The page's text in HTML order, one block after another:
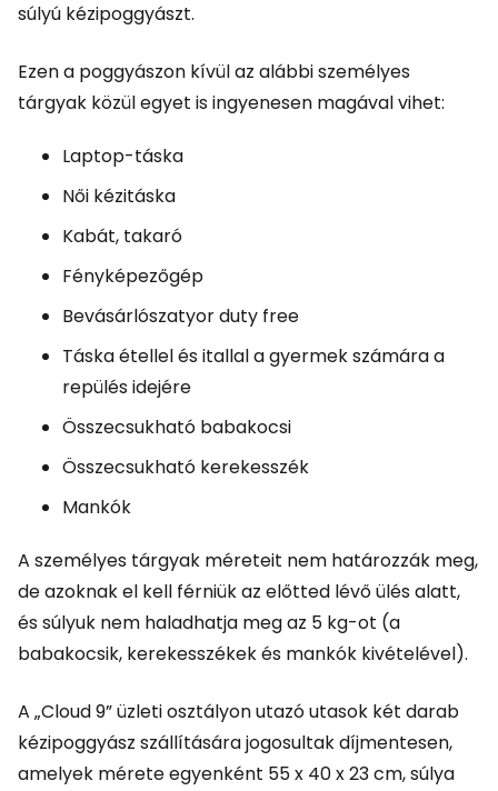
súlyú kézipoggyászt.
Ezen a poggyászon kívül az alábbi személyes
tárgyak közül egyet is ingyenesen magával vihet:
Laptop-táska
Női kézitáska
Kabát, takaró
Fényképezőgép
Bevásárlószatyorduty free
Táska étellel és itallal a gyermek számára a
repülés idejére
Összecsukható babakocsi
Összecsukható kerekesszék
Mankók
A személyes tárgyak méreteit nem határozzák meg,
de azoknak el kell férniük az előtted lévő ülés alatt,
és súlyuk nem haladhatja meg az 5 kg-ot (a
babakocsik, kerekesszékek és mankók kivételével).
A „Cloud 9” üzleti osztályon utazó utasok két darab
kézipoggyász szállítására jogosultak díjmentesen,
amelyek mérete egyenként 55 x 40 x 23 cm, súlya